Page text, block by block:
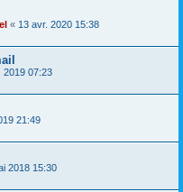
« 13 avr. 2020 15:38
2019 07:23
21:49
2018 15:30